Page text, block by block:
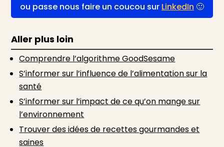
ou passe nous faire un coucou sur LinkedIn 🙂
Aller plus loin
Comprendre l’algorithme GoodSesame
S’informer sur l’influence de l’alimentation sur la
santé
S’informer sur l’impact de ce qu’on mange sur
l’environnement
Trouver des idées de recettes gourmandes et
saines